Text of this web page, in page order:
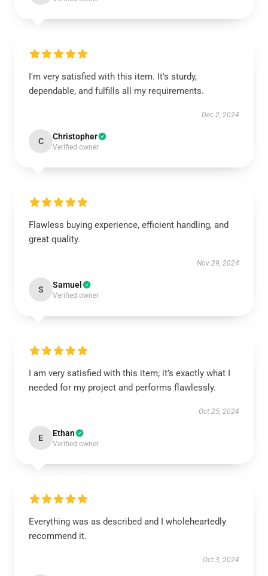
I'm very satisfied with this item. It's sturdy,
dependable, and fulfills all my requirements.
Dec 2, 2024
C Christopher
Verified owner
Flawless buying experience, efficient handling, and
great quality.
Nov 29, 2024
S Samuel
Verified owner
I am very satisfied with this item; it’s exactly what I
needed for my project and performs flawlessly.
Oct 25, 2024
E Ethan
Verified owner
Everything was as described and I wholeheartedly
recommend it.
Oct 3, 2024